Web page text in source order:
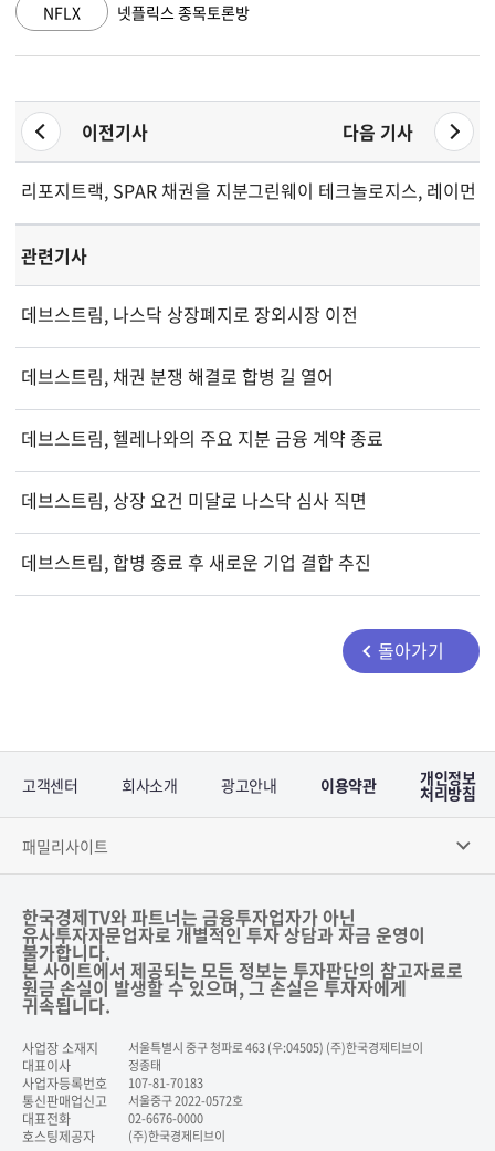
GOOGL 알파벳 A 종목토론방
이전기사 다음 기사
리포지트랙, SPAR 채권을 지분으로 전환그린웨이 테크놀로지스, 레이먼
관련기사
데브스트림, 나스닥 상장폐지로 장외시장 이전
데브스트림, 채권 분쟁 해결로 합병 길 열어
데브스트림, 헬레나와의 주요 지분 금융 계약 종료
데브스트림, 상장 요건 미달로 나스닥 심사 직면
데브스트림, 합병 종료 후 새로운 기업 결합 추진
돌아가기
고객센터 회사소개 광고안내 이용약관 개인정보
처리방침
패밀리사이트
한국경제TV와 파트너는 금융투자업자가 아닌
유사투자자문업자로 개별적인 투자 상담과 자금 운영이
불가합니다.
본 사이트에서 제공되는 모든 정보는 투자판단의 참고자료로
원금 손실이 발생할 수 있으며, 그 손실은 투자자에게
귀속됩니다.
사업장 소재지 서울특별시 중구 청파로 463 (우:04505) (주)한국경제티브이
대표이사 정종태
사업자등록번호 107-81-70183
통신판매업신고 서울중구 2022-0572호
대표전화 02-6676-0000
호스팅제공자 (주)한국경제티브이